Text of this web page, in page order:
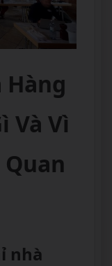
Hàng
Và Vì
Quan
nhà